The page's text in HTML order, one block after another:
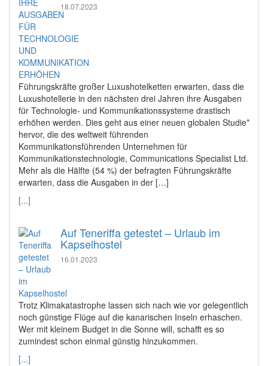
18.07.2023
Führungskräfte großer Luxushotelketten erwarten, dass die
Luxushotellerie in den nächsten drei Jahren ihre Ausgaben
für Technologie- und Kommunikationssysteme drastisch
erhöhen werden. Dies geht aus einer neuen globalen Studie*
hervor, die des weltweit führenden
Kommunikationsführenden Unternehmen für
Kommunikationstechnologie, Communications Specialist Ltd.
Mehr als die Hälfte (54 %) der befragten Führungskräfte
erwarten, dass die Ausgaben in der […]
[...]
Auf Teneriffa getestet – Urlaub im
Kapselhostel
16.01.2023
Trotz Klimakatastrophe lassen sich nach wie vor gelegentlich
noch günstige Flüge auf die kanarischen Inseln erhaschen.
Wer mit kleinem Budget in die Sonne will, schafft es so
zumindest schon einmal günstig hinzukommen.
[...]